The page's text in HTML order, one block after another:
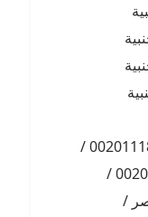
اشرف مشرف المحامي/ 00201118850506 /
/